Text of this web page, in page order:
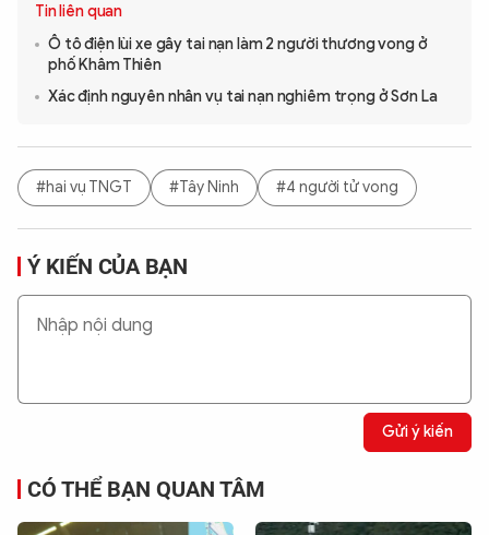
Tin liên quan
Ô tô điện lùi xe gây tai nạn làm 2 người thương vong ở
phố Khâm Thiên
Xác định nguyên nhân vụ tai nạn nghiêm trọng ở Sơn La
#hai vụ TNGT #Tây Ninh #4 người tử vong
Ý KIẾN CỦA BẠN
Gửi ý kiến
CÓ THỂ BẠN QUAN TÂM